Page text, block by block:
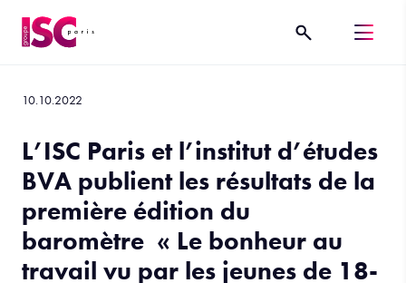
10.10.2022
L’ISC Paris et l’institut d’études
BVA publient les résultats de la
première édition du
baromètre « Le bonheur au
travail vu par les jeunes de 18-